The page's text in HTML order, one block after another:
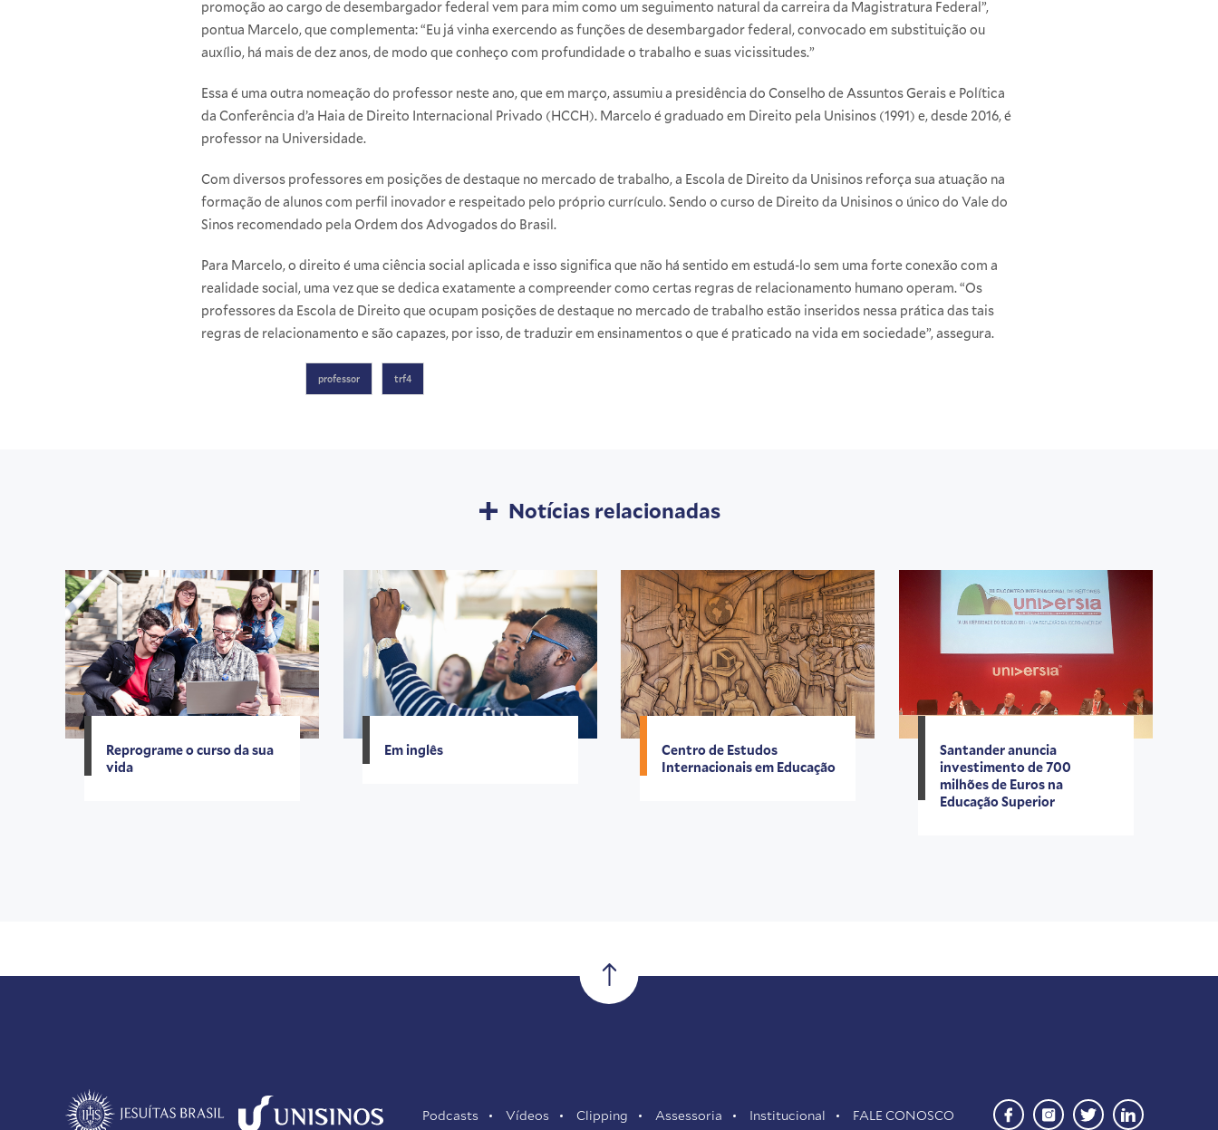
promoção ao cargo de desembargador federal vem para mim como um seguimento natural da carreira da Magistratura Federal”,
pontua Marcelo, que complementa: “Eu já vinha exercendo as funções de desembargador federal, convocado em substituição ou
auxílio, há mais de dez anos, de modo que conheço com profundidade o trabalho e suas vicissitudes.”
Essa é uma outra nomeação do professor neste ano, que em março, assumiu a presidência do Conselho de Assuntos Gerais e Política
da Conferência d’a Haia de Direito Internacional Privado (HCCH). Marcelo é graduado em Direito pela Unisinos (1991) e, desde 2016, é
professor na Universidade.
Com diversos professores em posições de destaque no mercado de trabalho, a Escola de Direito da Unisinos reforça sua atuação na
formação de alunos com perfil inovador e respeitado pelo próprio currículo. Sendo o curso de Direito da Unisinos o único do Vale do
Sinos recomendado pela Ordem dos Advogados do Brasil.
Para Marcelo, o direito é uma ciência social aplicada e isso significa que não há sentido em estudá-lo sem uma forte conexão com a
realidade social, uma vez que se dedica exatamente a compreender como certas regras de relacionamento humano operam. “Os
professores da Escola de Direito que ocupam posições de destaque no mercado de trabalho estão inseridos nessa prática das tais
regras de relacionamento e são capazes, por isso, de traduzir em ensinamentos o que é praticado na vida em sociedade”, assegura.
professor trf4
Notícias relacionadas
Reprograme o curso da sua
vida
Em inglês
Centro de Estudos
Internacionais em Educação
Santander anuncia
investimento de 700
milhões de Euros na
Educação Superior
Podcasts Vídeos Clipping Assessoria Institucional FALE CONOSCO